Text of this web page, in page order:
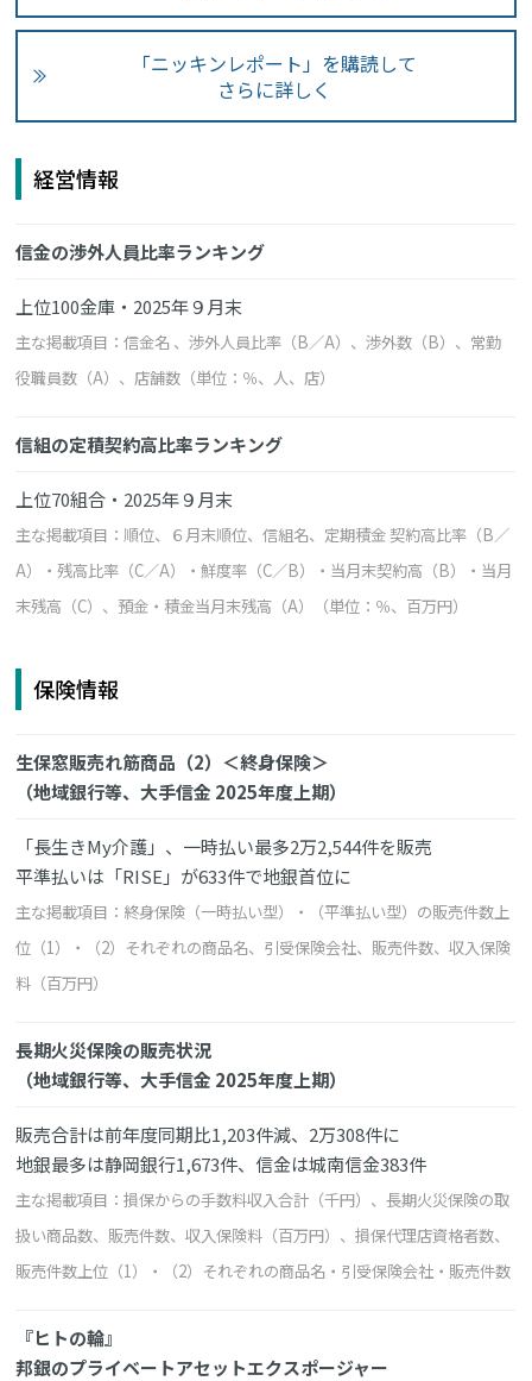
「ニッキンレポート」を購読して
さらに詳しく
経営情報
信金の渉外人員比率ランキング
上位100金庫・2025年９月末
主な掲載項目：信金名 、渉外人員比率（B／A）、渉外数（B）、常勤
役職員数（A）、店舗数（単位：％、人、店）
信組の定積契約高比率ランキング
上位70組合・2025年９月末
主な掲載項目：順位、６月末順位、信組名、定期積金 契約高比率（B／
A）・残高比率（C／A）・鮮度率（C／B）・当月末契約高（B）・当月
末残高（C）、預金・積金当月末残高（A）（単位：％、百万円）
保険情報
生保窓販売れ筋商品（2）＜終身保険＞
（地域銀行等、大手信金 2025年度上期）
「長生きMy介護」、一時払い最多2万2,544件を販売
平準払いは「RISE」が633件で地銀首位に
主な掲載項目：終身保険（一時払い型）・（平準払い型）の販売件数上
位（1）・（2）それぞれの商品名、引受保険会社、販売件数、収入保険
料（百万円）
長期火災保険の販売状況
（地域銀行等、大手信金 2025年度上期）
販売合計は前年度同期比1,203件減、2万308件に
地銀最多は静岡銀行1,673件、信金は城南信金383件
主な掲載項目：損保からの手数料収入合計（千円）、長期火災保険の取
扱い商品数、販売件数、収入保険料（百万円）、損保代理店資格者数、
販売件数上位（1）・（2）それぞれの商品名・引受保険会社・販売件数
『ヒトの輪』
邦銀のプライベートアセットエクスポージャー